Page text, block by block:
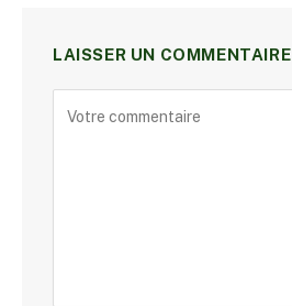
LAISSER UN COMMENTAIRE